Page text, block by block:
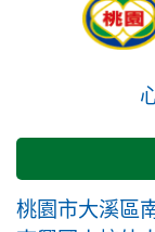
桃園市大溪區